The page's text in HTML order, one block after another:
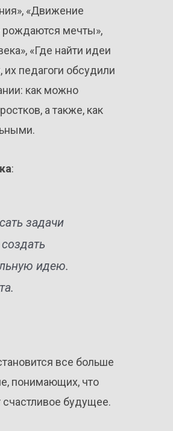
«Движение
рождаются мечты»,
«Где найти идеи
педагоги обсудили
как можно
а также, как
:
задачи
идею.
все больше
понимающих, что
счастливое будущее.